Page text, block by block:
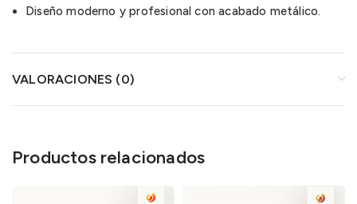
Diseño moderno y profesional con acabado metálico.
VALORACIONES (0)
Productos relacionados